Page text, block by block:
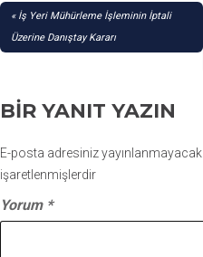
YAZI
GEZINMESI
İş Yeri Mühürleme İşleminin İptali
Üzerine Danıştay Kararı
BIR YANIT YAZIN
E-posta adresiniz yayınlanmayacak.
işaretlenmişlerdir
Yorum *